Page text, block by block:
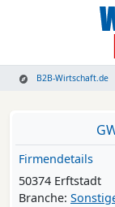
B2B-Wirtschaft.de
Firmendetails
50374 Erftstadt
Branche: